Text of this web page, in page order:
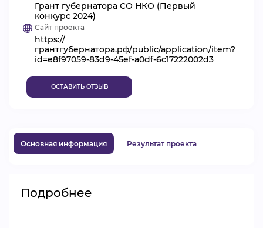
БАЗА ЗНАНИЙ
ВИДЕОКУРСЫ
Грант губернатора СО НКО (Первый
конкурс 2024)
Сайт проекта
https://
грантгубернатора.рф/public/application/item?
id=e8f97059-83d9-45ef-a0df-6c17222002d3
ОСТАВИТЬ ОТЗЫВ
Основная информация Результат проекта
Подробнее